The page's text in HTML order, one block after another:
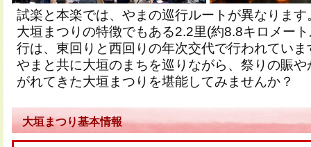
試楽と本楽では、やまの巡行ルートが異なります
大垣まつりの特徴でもある2.2里(約8.8キロメー
行は、東回りと西回りの年次交代で行われていま
やまと共に大垣のまちを巡りながら、祭りの賑
がれてきた大垣まつりを堪能してみませんか？
大垣まつり基本情報